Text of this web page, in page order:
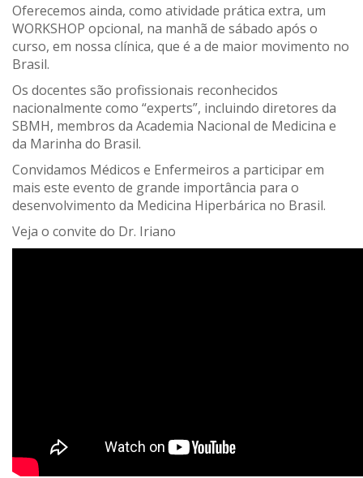
Oferecemos ainda, como atividade prática extra, um
WORKSHOP opcional, na manhã de sábado após o
curso, em nossa clínica, que é a de maior movimento no
Brasil.
Os docentes são profissionais reconhecidos
nacionalmente como “experts”, incluindo diretores da
SBMH, membros da Academia Nacional de Medicina e
da Marinha do Brasil.
Convidamos Médicos e Enfermeiros a participar em
mais este evento de grande importância para o
desenvolvimento da Medicina Hiperbárica no Brasil.
Veja o convite do Dr. Iriano